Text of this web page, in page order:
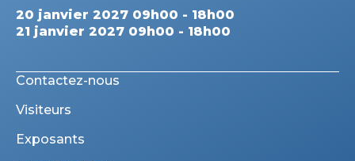
20 janvier 2027 09h00 - 18h00
21 janvier 2027 09h00 - 18h00
Contactez-nous
Visiteurs
Exposants